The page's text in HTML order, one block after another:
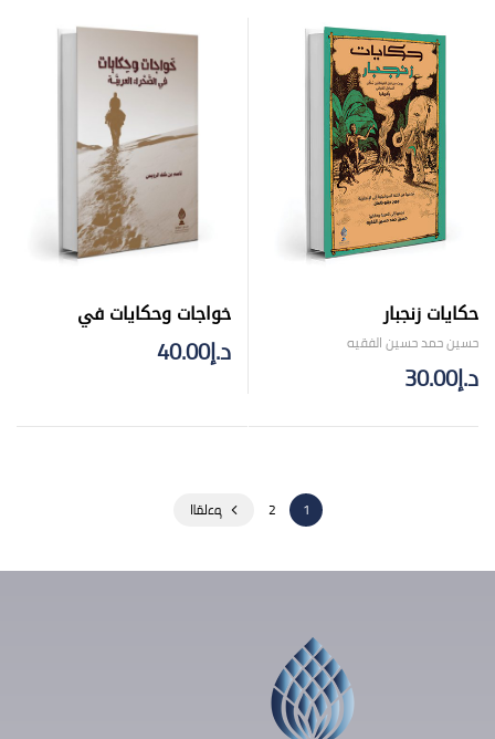
حكايات زنجبار
حسين حمد حسين الفقيه
د.إ30.00
خواجات وحكايات في
الصحراء العربية
د.إ40.00
1
2 القادم